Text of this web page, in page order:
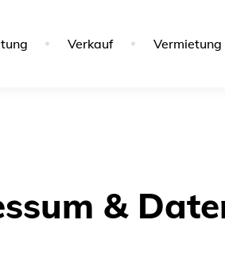
Verkauf Vermietung
&